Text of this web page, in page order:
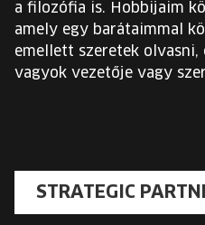
a filozófia is. Hobbijaim
amely egy barátaimmal
emellett szeretek olvasni,
vagyok vezetője vagy
STRATEGIC